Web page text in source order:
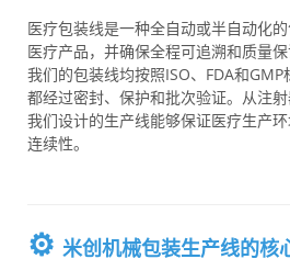
医疗包装线是一种全自动或半自动化
医疗产品，并确保全程可追溯和质量
我们的包装线均按照ISO、FDA和
都经过密封、保护和批次验证。从注射
我们设计的生产线能够保证医疗生产
连续性。
⚙️ 米创机械包装生产线的核